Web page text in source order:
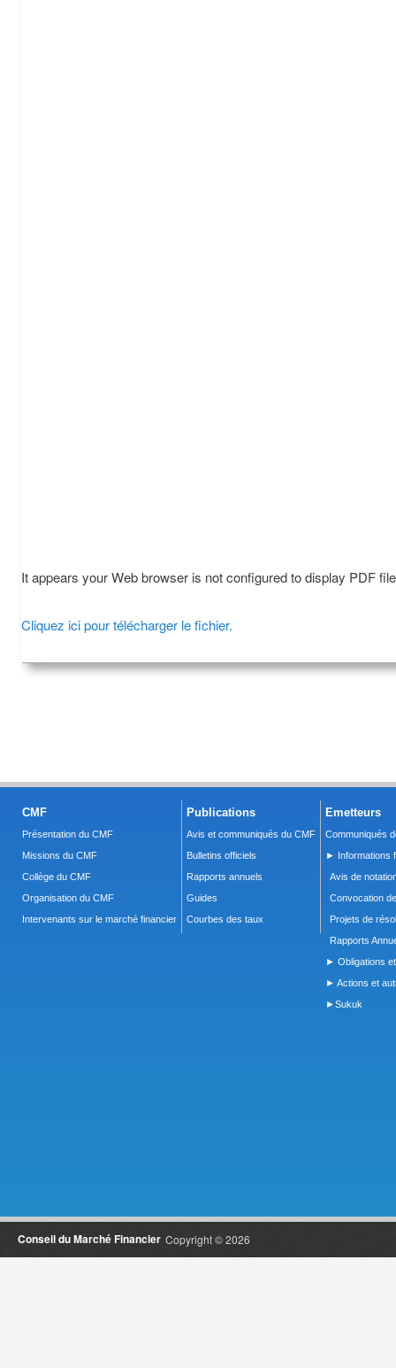
It appears your Web browser is not configured to display PDF
Cliquez ici pour télécharger le fichier.
CMF
Présentation du CMF
Missions du CMF
Collège du CMF
Organisation du CMF
Intervenants sur le marché financier
Publications
Avis et communiqués du CMF
Bulletins officiels
Rapports annuels
Guides
Courbes des taux
Emetteurs
Communiqués
► Informations
Avis de
Convocation
Projets de
Rapports
► Obligations
► Actions et
►Sukuk
Copyright © 2026
Conseil du Marché Financier